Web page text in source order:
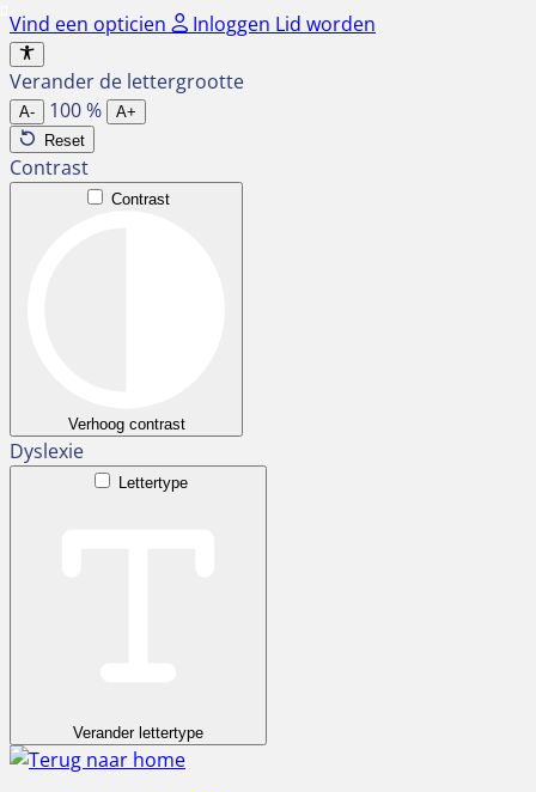
Ga
naar
de
inhoud
Vind een opticien Inloggen Lid worden
Verander de lettergrootte
A- 100%
A+
Reset
Contrast
Contrast
Verhoog contrast
Dyslexie
Lettertype
Verander lettertype